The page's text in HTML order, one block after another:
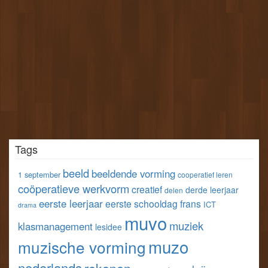
Tags
1 september beeld beeldende vorming cooperatief leren
coöperatieve werkvorm creatief delen derde leerjaar
drama eerste leerjaareerste schooldag frans ICT
klasmanagement lesidee muvo muziek
muzische vorming muzo